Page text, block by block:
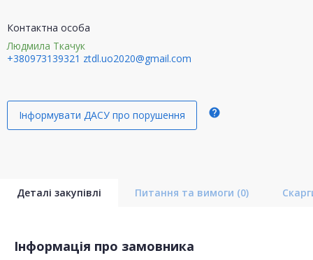
Контактна особа
Людмила Ткачук
+380973139321 ztdl.uo2020@gmail.com
Інформувати ДАСУ про порушення help
Деталі закупівлі Питання та вимоги (0)
Інформація про замовника